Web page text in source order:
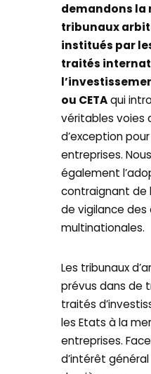
demandons la
tribunaux
institués par
traités
ou CETAqui
véritables voies
d’exception
entreprises.
également
contraignant de
de vigilance des
multinationales.
Les tribunaux
prévus dans de
traités
les Etats à la
entreprises.
d’intérêt